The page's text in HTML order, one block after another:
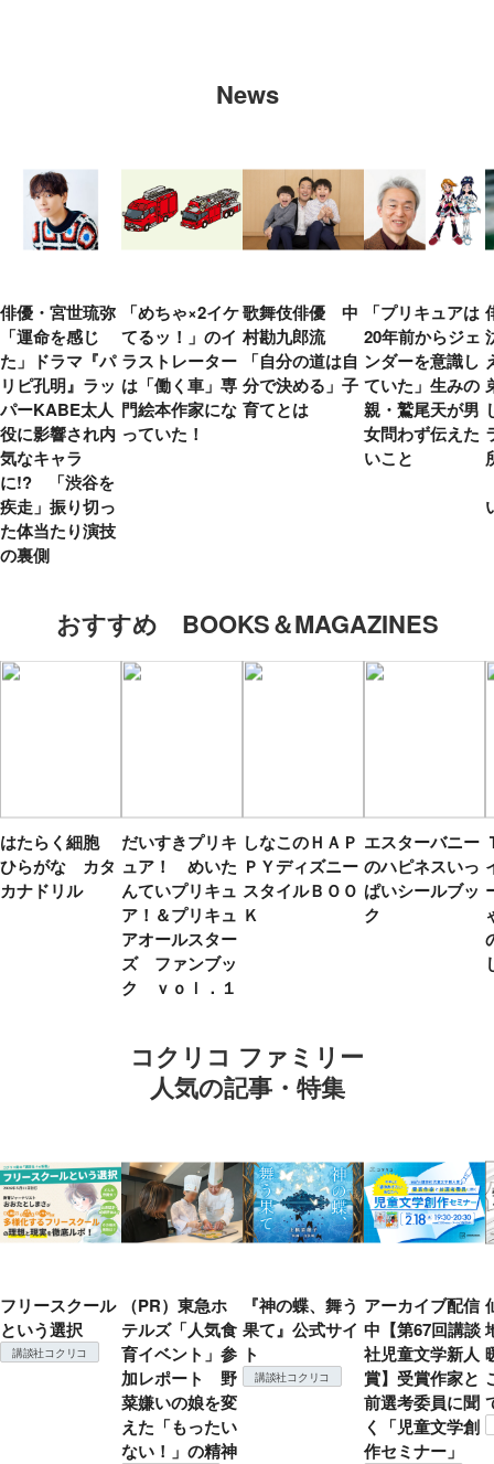
News
俳優・宮世琉弥
「運命を感じ
た」ドラマ『パ
リピ孔明』ラッ
パーKABE太人
役に影響され内
気なキャラ
に!? 「渋谷を
疾走」振り切っ
た体当たり演技
の裏側
「めちゃ×2イケ
てるッ！」のイ
ラストレーター
は「働く車」専
門絵本作家にな
っていた！
歌舞伎俳優 中
村勘九郎流
「自分の道は自
分で決める」子
育てとは
「プリキュアは
20年前からジェ
ンダーを意識し
ていた」生みの
親・鷲尾天が男
女問わず伝えた
いこと
おすすめ BOOKS＆MAGAZINES
はたらく細胞
ひらがな カタ
カナドリル
だいすきプリキ
ュア！ めいた
んていプリキュ
ア！＆プリキュ
アオールスター
ズ ファンブッ
ク ｖｏｌ．１
しなこのＨＡＰ
ＰＹディズニー
スタイルＢＯＯ
Ｋ
エスターバニー
のハピネスいっ
ぱいシールブッ
ク
コクリコ ファミリー
人気の記事・特集
フリースクール
という選択
講談社コクリコ
（PR）東急ホ
テルズ「人気食
育イベント」参
加レポート 野
菜嫌いの娘を変
えた「もったい
ない！」の精神
『神の蝶、舞う
果て』公式サイ
ト
講談社コクリコ
アーカイブ配信
中【第67回講談
社児童文学新人
賞】受賞作家と
前選考委員に聞
く「児童文学創
作セミナー」